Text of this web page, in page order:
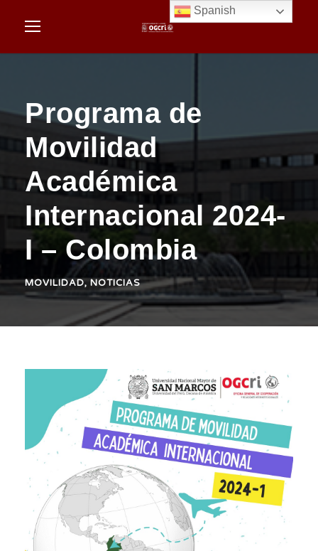
Programa de
Movilidad
Académica
Internacional 2024-
I – Colombia
MOVILIDAD, NOTICIAS
Spanish